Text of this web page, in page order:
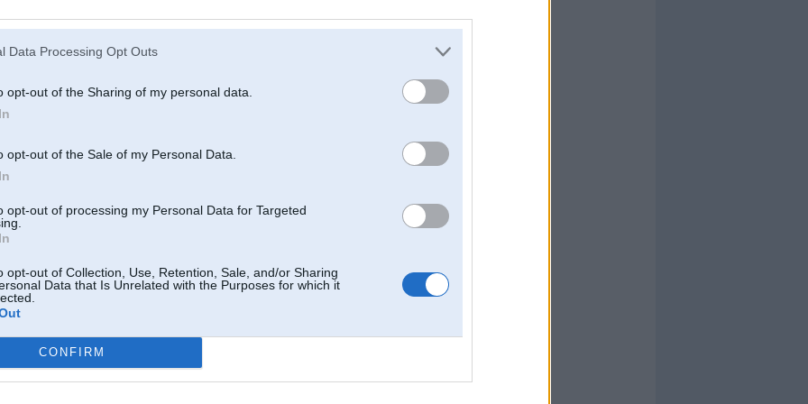
Data Processing Opt Outs
opt-out of the Sharing of my personal data.
opt-out of the Sale of my Personal Data.
opt-out of processing my Personal Data for Targeted
opt-out of Collection, Use, Retention, Sale, and/or Sharing
Data that Is Unrelated with the Purposes for which it
CONFIRM
Oļega Petjukēviča darbs
vērtējuma, ierindojās Oļegs Petjukēvičs, kurš saņēma otrās vietas balvu – 200 latu.